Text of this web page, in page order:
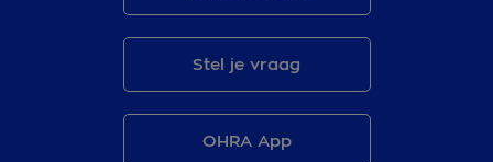
Stel je vraag
OHRA App